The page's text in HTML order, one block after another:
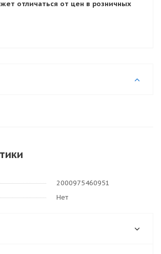
отличаться от цен в розничных
2000975460951
Нет